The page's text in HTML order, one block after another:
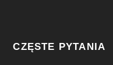
CZĘSTE PYTANIA